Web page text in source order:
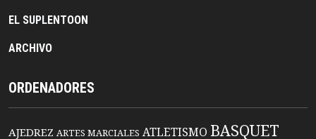
EL SUPLENTOON
ARCHIVO
ORDENADORES
AJEDREZ ARTES MARCIALES ATLETISMO BASQUET